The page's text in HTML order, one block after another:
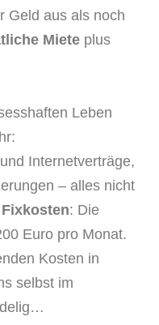
Geld aus als noch
Miete plus
Leben
Internetverträge,
– alles nicht
Fixkosten: Die
Euro pro Monat.
Kosten in
selbst im